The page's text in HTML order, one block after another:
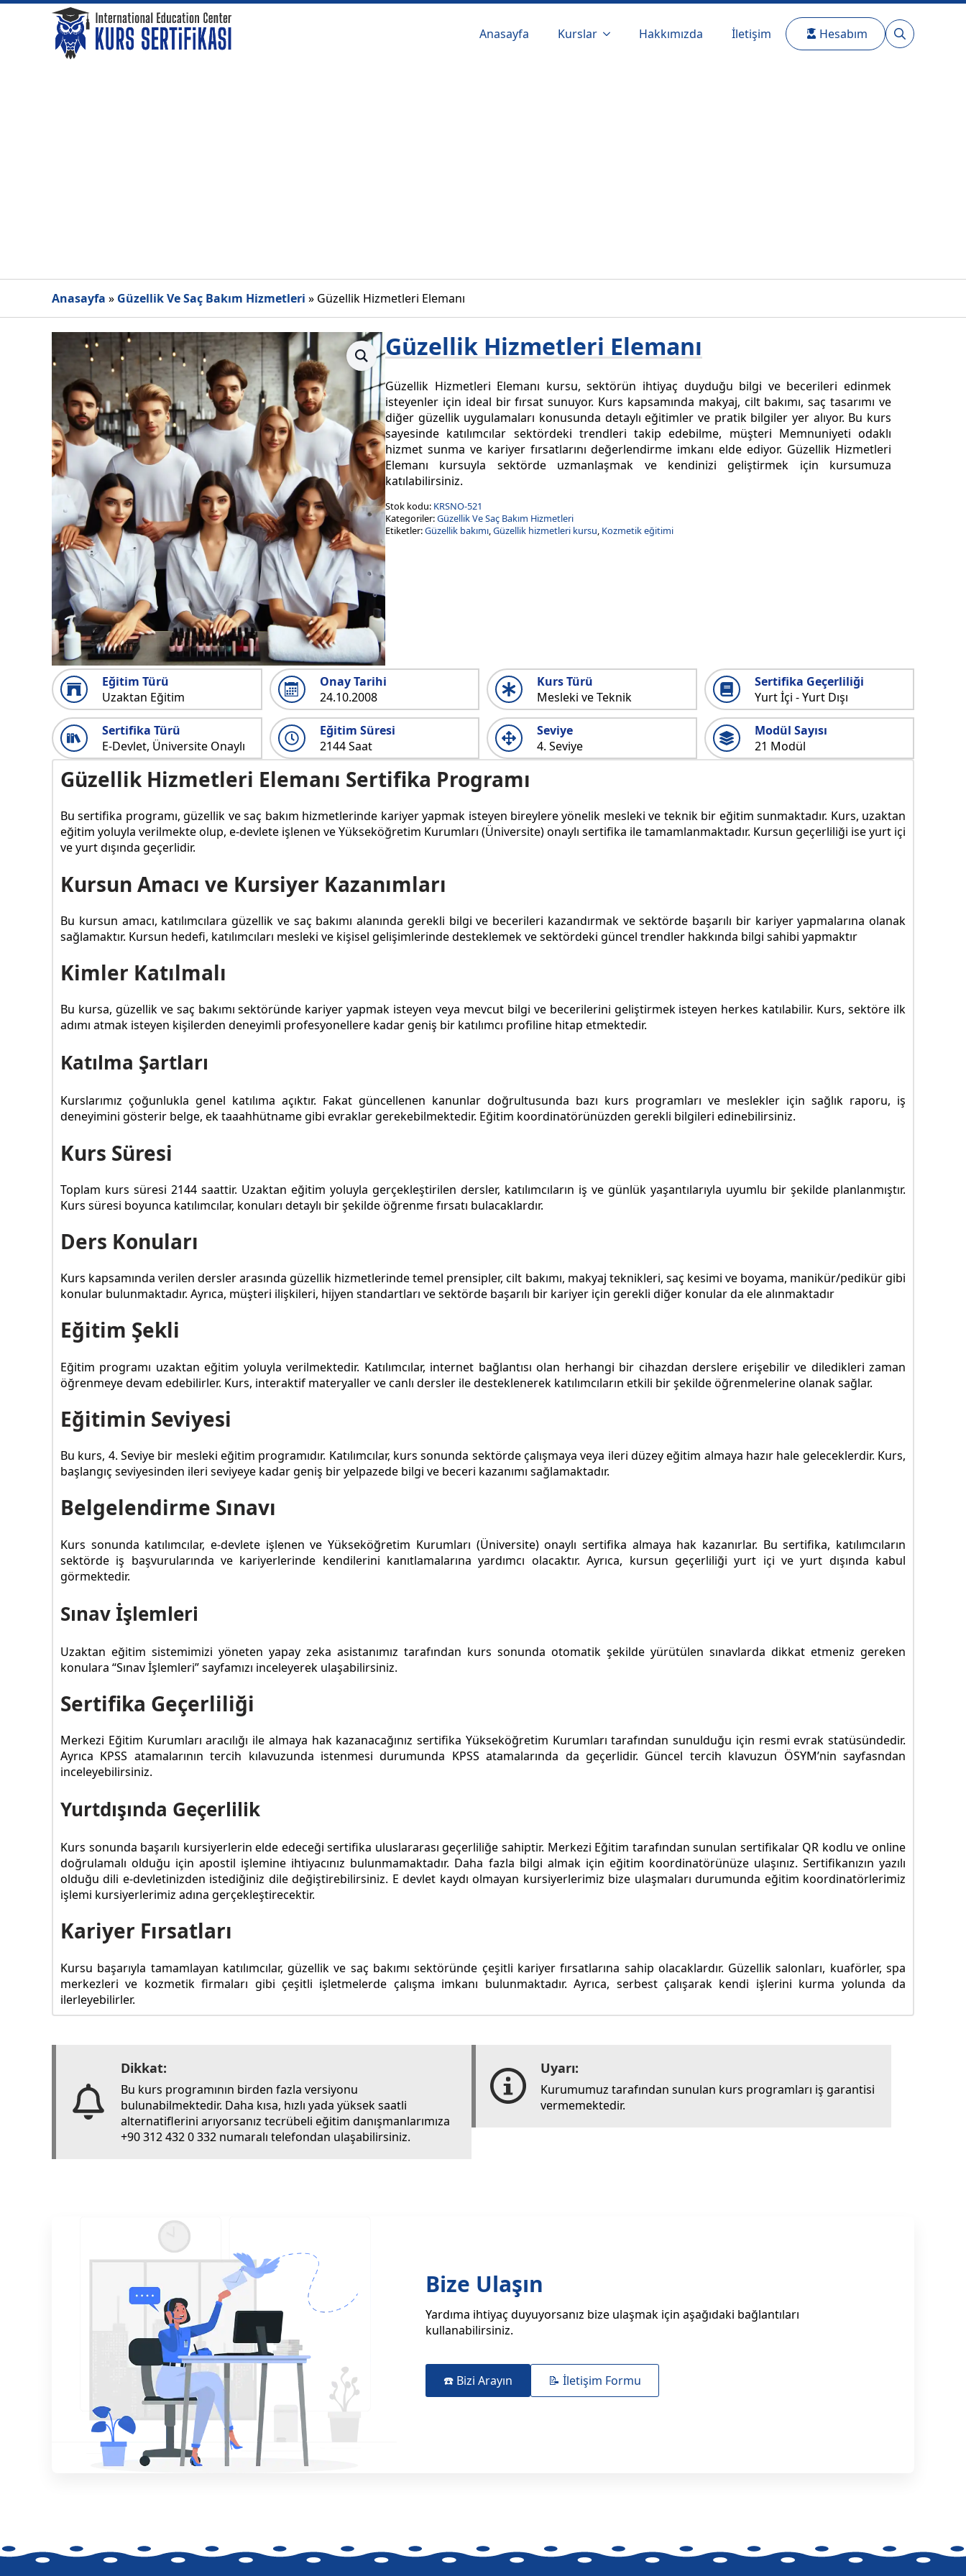
Anasayfa Kurslar Hakkımızda İletişim
Hesabım
Anasayfa » Güzellik Ve Saç Bakım Hizmetleri » Güzellik Hizmetleri Elemanı
Güzellik Hizmetleri Elemanı
Güzellik Hizmetleri Elemanı kursu, sektörün ihtiyaç duyduğu bilgi ve becerileri edinmek
isteyenler için ideal bir fırsat sunuyor. Kurs kapsamında makyaj, cilt bakımı, saç tasarımı ve
diğer güzellik uygulamaları konusunda detaylı eğitimler ve pratik bilgiler yer alıyor. Bu kurs
sayesinde katılımcılar sektördeki trendleri takip edebilme, müşteri Memnuniyeti odaklı
hizmet sunma ve kariyer fırsatlarını değerlendirme imkanı elde ediyor. Güzellik Hizmetleri
Elemanı kursuyla sektörde uzmanlaşmak ve kendinizi geliştirmek için kursumuza
katılabilirsiniz.
Stok kodu: KRSNO-521
Kategoriler:Güzellik Ve Saç Bakım Hizmetleri
Etiketler:Güzellik bakımı,Güzellik hizmetleri kursu, Kozmetik eğitimi
Eğitim Türü
Uzaktan Eğitim
Onay Tarihi
24.10.2008
Kurs Türü
Mesleki ve Teknik
Sertifika Geçerliliği
Yurt İçi - Yurt Dışı
Sertifika Türü
E-Devlet, Üniversite Onaylı
Eğitim Süresi
2144 Saat
Seviye
4. Seviye
Modül Sayısı
21 Modül
Güzellik Hizmetleri Elemanı Sertifika Programı
Bu sertifika programı, güzellik ve saç bakım hizmetlerinde kariyer yapmak isteyen bireylere yönelik mesleki ve teknik bir eğitim sunmaktadır. Kurs, uzaktan
eğitim yoluyla verilmekte olup, e-devlete işlenen ve Yükseköğretim Kurumları (Üniversite) onaylı sertifika ile tamamlanmaktadır. Kursun geçerliliği ise yurt içi
ve yurt dışında geçerlidir.
Kursun Amacı ve Kursiyer Kazanımları
Bu kursun amacı, katılımcılara güzellik ve saç bakımı alanında gerekli bilgi ve becerileri kazandırmak ve sektörde başarılı bir kariyer yapmalarına olanak
sağlamaktır. Kursun hedefi, katılımcıları mesleki ve kişisel gelişimlerinde desteklemek ve sektördeki güncel trendler hakkında bilgi sahibi yapmaktır
Kimler Katılmalı
Bu kursa, güzellik ve saç bakımı sektöründe kariyer yapmak isteyen veya mevcut bilgi ve becerilerini geliştirmek isteyen herkes katılabilir. Kurs, sektöre ilk
adımı atmak isteyen kişilerden deneyimli profesyonellere kadar geniş bir katılımcı profiline hitap etmektedir.
Katılma Şartları
Kurslarımız çoğunlukla genel katılıma açıktır. Fakat güncellenen kanunlar doğrultusunda bazı kurs programları ve meslekler için sağlık raporu, iş
deneyimini gösterir belge, ek taaahhütname gibi evraklar gerekebilmektedir. Eğitim koordinatörünüzden gerekli bilgileri edinebilirsiniz.
Kurs Süresi
Toplam kurs süresi 2144 saattir. Uzaktan eğitim yoluyla gerçekleştirilen dersler, katılımcıların iş ve günlük yaşantılarıyla uyumlu bir şekilde planlanmıştır.
Kurs süresi boyunca katılımcılar, konuları detaylı bir şekilde öğrenme fırsatı bulacaklardır.
Ders Konuları
Kurs kapsamında verilen dersler arasında güzellik hizmetlerinde temel prensipler, cilt bakımı, makyaj teknikleri, saç kesimi ve boyama, manikür/pedikür gibi
konular bulunmaktadır. Ayrıca, müşteri ilişkileri, hijyen standartları ve sektörde başarılı bir kariyer için gerekli diğer konular da ele alınmaktadır
Eğitim Şekli
Eğitim programı uzaktan eğitim yoluyla verilmektedir. Katılımcılar, internet bağlantısı olan herhangi bir cihazdan derslere erişebilir ve diledikleri zaman
öğrenmeye devam edebilirler. Kurs, interaktif materyaller ve canlı dersler ile desteklenerek katılımcıların etkili bir şekilde öğrenmelerine olanak sağlar.
Eğitimin Seviyesi
Bu kurs, 4. Seviye bir mesleki eğitim programıdır. Katılımcılar, kurs sonunda sektörde çalışmaya veya ileri düzey eğitim almaya hazır hale geleceklerdir. Kurs,
başlangıç seviyesinden ileri seviyeye kadar geniş bir yelpazede bilgi ve beceri kazanımı sağlamaktadır.
Belgelendirme Sınavı
Kurs sonunda katılımcılar, e-devlete işlenen ve Yükseköğretim Kurumları (Üniversite) onaylı sertifika almaya hak kazanırlar. Bu sertifika, katılımcıların
sektörde iş başvurularında ve kariyerlerinde kendilerini kanıtlamalarına yardımcı olacaktır. Ayrıca, kursun geçerliliği yurt içi ve yurt dışında kabul
görmektedir.
Sınav İşlemleri
Uzaktan eğitim sistemimizi yöneten yapay zeka asistanımız tarafından kurs sonunda otomatik şekilde yürütülen sınavlarda dikkat etmeniz gereken
konulara “Sınav İşlemleri” sayfamızı inceleyerek ulaşabilirsiniz.
Sertifika Geçerliliği
Merkezi Eğitim Kurumları aracılığı ile almaya hak kazanacağınız sertifika Yükseköğretim Kurumları tarafından sunulduğu için resmi evrak statüsündedir.
Ayrıca KPSS atamalarının tercih kılavuzunda istenmesi durumunda KPSS atamalarında da geçerlidir. Güncel tercih klavuzun ÖSYM’nin sayfasndan
inceleyebilirsiniz.
Yurtdışında Geçerlilik
Kurs sonunda başarılı kursiyerlerin elde edeceği sertifika uluslararası geçerliliğe sahiptir. Merkezi Eğitim tarafından sunulan sertifikalar QR kodlu ve online
doğrulamalı olduğu için apostil işlemine ihtiyacınız bulunmamaktadır. Daha fazla bilgi almak için eğitim koordinatörünüze ulaşınız. Sertifikanızın yazılı
olduğu dili e-devletinizden istediğiniz dile değiştirebilirsiniz. E devlet kaydı olmayan kursiyerlerimiz bize ulaşmaları durumunda eğitim koordinatörlerimiz
işlemi kursiyerlerimiz adına gerçekleştirecektir.
Kariyer Fırsatları
Kursu başarıyla tamamlayan katılımcılar, güzellik ve saç bakımı sektöründe çeşitli kariyer fırsatlarına sahip olacaklardır. Güzellik salonları, kuaförler, spa
merkezleri ve kozmetik firmaları gibi çeşitli işletmelerde çalışma imkanı bulunmaktadır. Ayrıca, serbest çalışarak kendi işlerini kurma yolunda da
ilerleyebilirler.
Dikkat:
Bu kurs programının birden fazla versiyonu
bulunabilmektedir. Daha kısa, hızlı yada yüksek saatli
alternatiflerini arıyorsanız tecrübeli eğitim danışmanlarımıza
+90 312 432 0 332 numaralı telefondan ulaşabilirsiniz.
Uyarı:
Kurumumuz tarafından sunulan kurs programları iş garantisi
vermemektedir.
Bize Ulaşın
Yardıma ihtiyaç duyuyorsanız bize ulaşmak için aşağıdaki bağlantıları
kullanabilirsiniz.
☎️ Bizi Arayın 📝 İletişim Formu